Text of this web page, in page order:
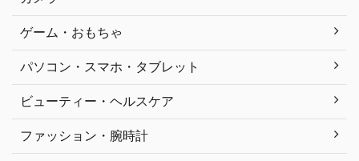
ゲーム・おもちゃ
パソコン・スマホ・タブレット
ビューティー・ヘルスケア
ファッション・腕時計